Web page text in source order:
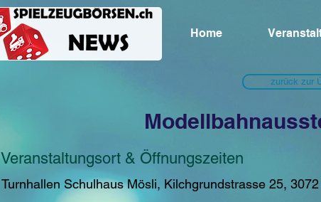
Home
zurück zur
Veranstaltungsort & Öffnungszeiten
Turnhallen Schulhaus Mösli, Kilchgrundstrasse 25,